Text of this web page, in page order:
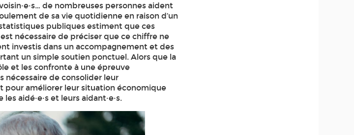
de nombreuses personnes aident
de sa vie quotidienne en raison d’un
publiques estiment que ces
nécessaire de préciser que ce chiffre ne
investis dans un accompagnement et des
un simple soutien ponctuel. Alors que la
et les confronte à une épreuve
nécessaire de consolider leur
pour améliorer leur situation économique
aidé·e·s et leurs aidant·e·s.